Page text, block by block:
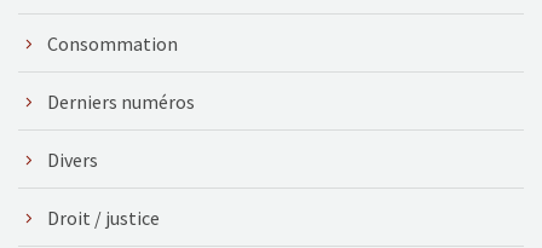
Consommation
Derniers numéros
Divers
Droit / justice